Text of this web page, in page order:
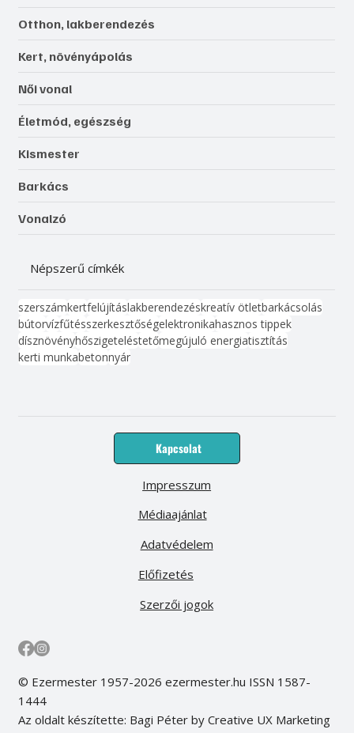
Otthon, lakberendezés
Kert, növényápolás
Női vonal
Életmód, egészség
Kismester
Barkács
Vonalzó
Népszerű címkék
szerszámkertfelújításlakberendezéskreatív ötletbarkácsolás
bútorvízfűtésszerkesztőségelektronikahasznos tippek
dísznövényhőszigeteléstetőmegújuló energiatisztítás
kerti munkabetonnyár
Kapcsolat
Médiaajánlat
Előfizetés
Impresszum
Adatvédelem
Szerzői jogok
© Ezermester 1957-2026 ezermester.hu ISSN 1587-
1444
Az oldalt készítette: Bagi Péter by Creative UX Marketing